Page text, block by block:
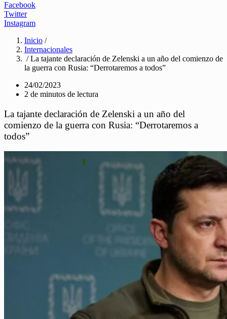
Facebook
Twitter
Instagram
Inicio /
Internacionales
/ La tajante declaración de Zelenski a un año del comienzo de
la guerra con Rusia: “Derrotaremos a todos”
24/02/2023
2 de minutos de lectura
La tajante declaración de Zelenski a un año del
comienzo de la guerra con Rusia: “Derrotaremos a
todos”